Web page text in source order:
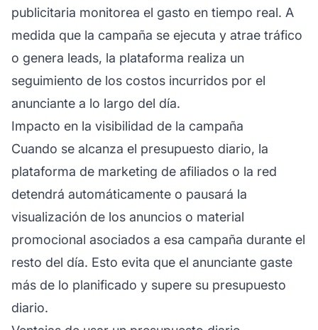
publicitaria monitorea el gasto en tiempo real. A
medida que la campaña se ejecuta y atrae tráfico
o genera leads, la plataforma realiza un
seguimiento de los costos incurridos por el
anunciante a lo largo del día.
Impacto en la visibilidad de la campaña
Cuando se alcanza el presupuesto diario, la
plataforma de marketing de afiliados o la red
detendrá automáticamente o pausará la
visualización de los anuncios o material
promocional asociados a esa campaña durante el
resto del día. Esto evita que el anunciante gaste
más de lo planificado y supere su presupuesto
diario.